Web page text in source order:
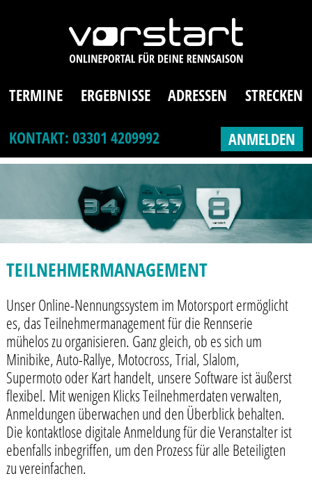
TERMINE ERGEBNISSE ADRESSEN
STRECKEN
KONTAKT: 03301 4209992
ANMELDEN
TEILNEHMERMANAGEMENT
Unser Online-Nennungssystem im Motorsport ermöglicht
es, das Teilnehmermanagement für die Rennserie
mühelos zu organisieren. Ganz gleich, ob es sich um
Minibike, Auto-Rallye, Motocross, Trial, Slalom,
Supermoto oder Kart handelt, unsere Software ist äußerst
flexibel. Mit wenigen Klicks Teilnehmerdaten verwalten,
Anmeldungen überwachen und den Überblick behalten.
Die kontaktlose digitale Anmeldung für die Veranstalter ist
ebenfalls inbegriffen, um den Prozess für alle Beteiligten
zu vereinfachen.